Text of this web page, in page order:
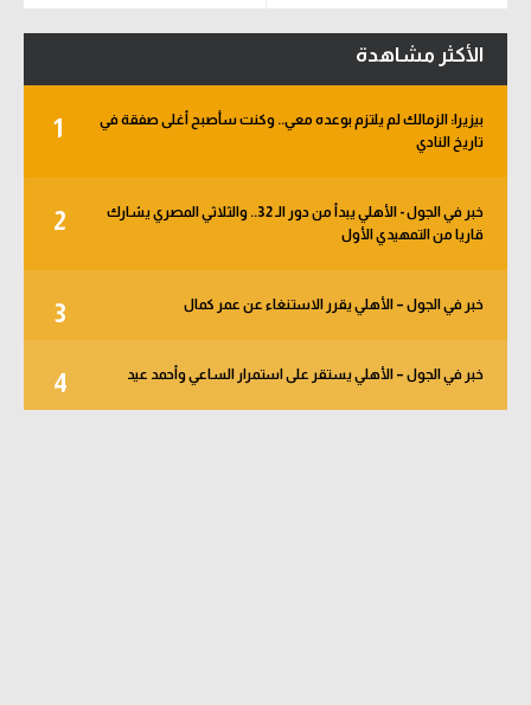
الأكثر مشاهدة
1
بيزيرا: الزمالك لم يلتزم بوعده معي.. وكنت سأصبح أغلى صفقة في
تاريخ النادي
2
خبر في الجول - الأهلي يبدأ من دور الـ 32.. والثلاثي المصري يشارك
قاريا من التمهيدي الأول
3 خبر في الجول – الأهلي يقرر الاستنغاء عن عمر كمال
4 خبر في الجول – الأهلي يستقر على استمرار الساعي وأحمد عيد